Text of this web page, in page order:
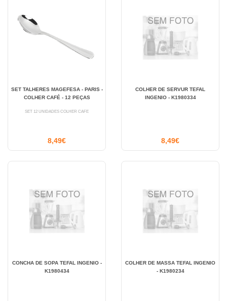
SET TALHERES MAGEFESA - PARIS -
COLHER CAFÉ - 12 PEÇAS
SET 12 UNIDADES COLHER CAFÉ
8,49€
COLHER DE SERVUR TEFAL
INGENIO - K1980334
8,49€
CONCHA DE SOPA TEFAL INGENIO -
K1980434
COLHER DE MASSA TEFAL INGENIO
- K1980234